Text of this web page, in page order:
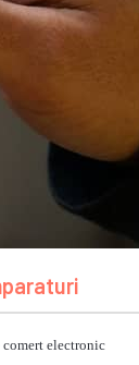
comert electronic